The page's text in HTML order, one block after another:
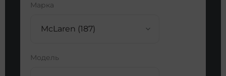
Марка
McLaren (187)
Модель